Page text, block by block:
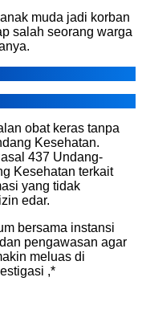
muda jadi korban
salah seorang warga
obat keras tanpa
Kesehatan.
437 Undang-
Kesehatan terkait
yang tidak
edar.
bersama instansi
pengawasan agar
meluas di
,*